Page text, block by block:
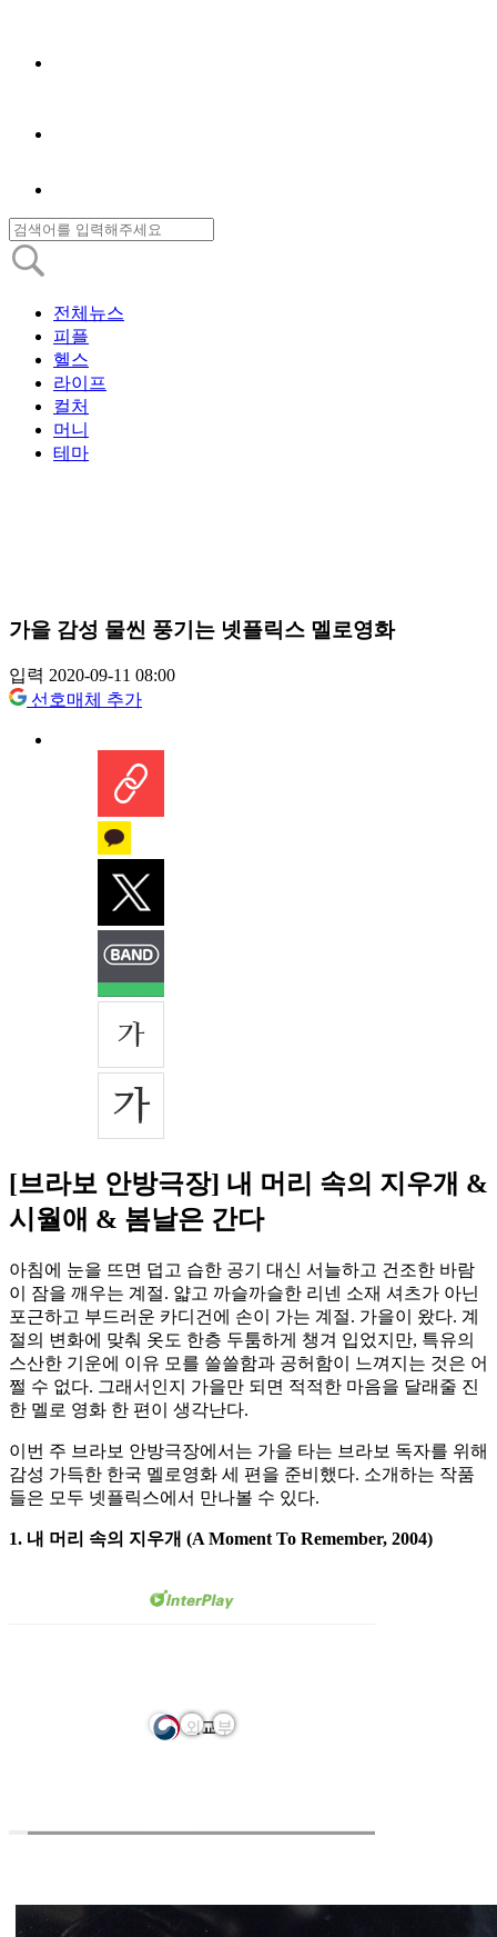
전체뉴스
피플
헬스
라이프
컬처
머니
테마
가을 감성 물씬 풍기는 넷플릭스 멜로영화
입력 2020-09-11 08:00
선호매체 추가
[브라보 안방극장] 내 머리 속의 지우개 &
시월애 & 봄날은 간다
아침에 눈을 뜨면 덥고 습한 공기 대신 서늘하고 건조한 바람
이 잠을 깨우는 계절. 얇고 까슬까슬한 리넨 소재 셔츠가 아닌
포근하고 부드러운 카디건에 손이 가는 계절. 가을이 왔다. 계
절의 변화에 맞춰 옷도 한층 두툼하게 챙겨 입었지만, 특유의
스산한 기운에 이유 모를 쓸쓸함과 공허함이 느껴지는 것은 어
쩔 수 없다. 그래서인지 가을만 되면 적적한 마음을 달래줄 진
한 멜로 영화 한 편이 생각난다.
이번 주 브라보 안방극장에서는 가을 타는 브라보 독자를 위해
감성 가득한 한국 멜로영화 세 편을 준비했다. 소개하는 작품
들은 모두 넷플릭스에서 만나볼 수 있다.
1. 내 머리 속의 지우개 (A Moment To Remember, 2004)